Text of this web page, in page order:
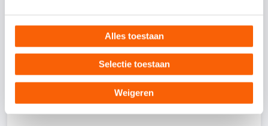
Alles toestaan
Selectie toestaan
Weigeren
Kosten
Voor 425,- (excl. btw) krijg je een
complete training, inclusief koffie,
thee, lunch en lesmateriaal.